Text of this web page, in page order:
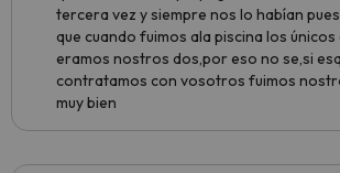
tercera vez y siempre nos lo habían
que cuando fuimos ala piscina los
eramos nostros dos,por eso no se,si
contratamos con vosotros fuimos
muy bien